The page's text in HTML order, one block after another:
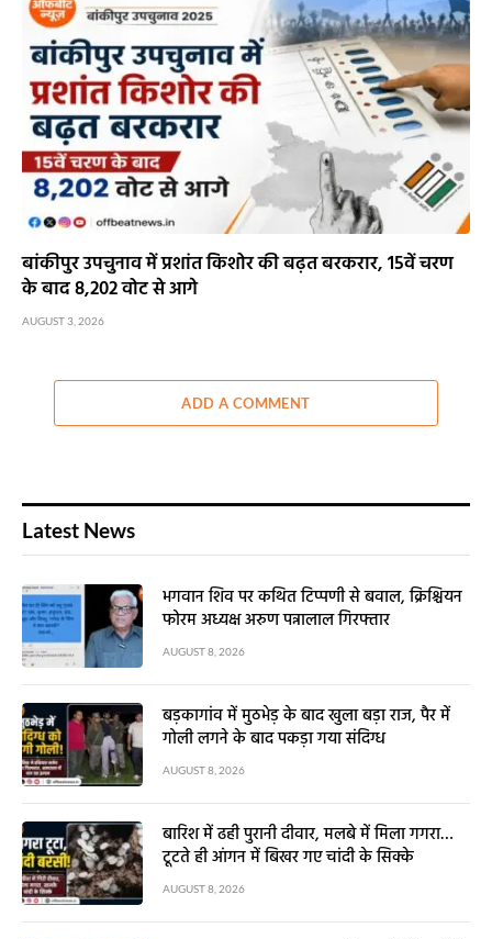
बांकीपुर उपचुनाव में प्रशांत किशोर की बढ़त बरकरार, 15वें चरण
के बाद 8,202 वोट से आगे
AUGUST 3, 2026
ADD A COMMENT
Latest News
भगवान शिव पर कथित टिप्पणी से बवाल, क्रिश्चियन
फोरम अध्यक्ष अरुण पन्नालाल गिरफ्तार
AUGUST 8, 2026
बड़कागांव में मुठभेड़ के बाद खुला बड़ा राज, पैर में
गोली लगने के बाद पकड़ा गया संदिग्ध
AUGUST 8, 2026
बारिश में ढही पुरानी दीवार, मलबे में मिला गगरा…
टूटते ही आंगन में बिखर गए चांदी के सिक्के
AUGUST 8, 2026